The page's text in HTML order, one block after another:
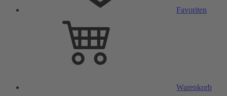
Favoriten
Warenkorb